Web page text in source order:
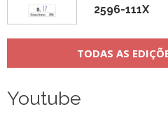
2596-111X
TODAS AS
Youtube